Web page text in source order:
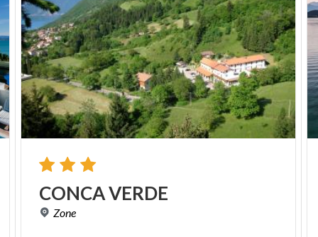
CONCAVERDE
Zone